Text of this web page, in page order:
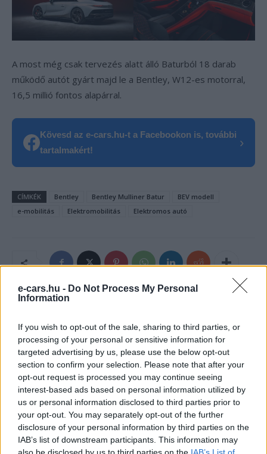
e-cars.hu - Do Not Process My Personal
Information
If you wish to opt-out of the sale, sharing to third parties, or
processing of your personal or sensitive information for
targeted advertising by us, please use the below opt-out
section to confirm your selection. Please note that after your
opt-out request is processed you may continue seeing
interest-based ads based on personal information utilized by
us or personal information disclosed to third parties prior to
your opt-out. You may separately opt-out of the further
disclosure of your personal information by third parties on the
IAB’s list of downstream participants. This information may
A most még csak tervezés alatt álló Baturból 18 darab
működő autót gyárt majd le a Bentley, W12-es motorral,
16,5 millió fontos alapárral.
Kövesd az e-cars.hu-t a Facebookon is, további
tartalmakért!
›
CÍMKÉK Bentley Bentley Mulliner Batur
BEV modell
e-mobilitás
Elektromobilitás Elektromos autó
Eriqo
Főállásban Informatikus kocka, de lelkében elkötelezett gamer,
kütyü és immár e-autó rajongó!